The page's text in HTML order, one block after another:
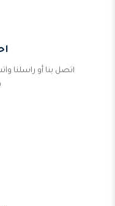
اتصل بنا أو راسلنا